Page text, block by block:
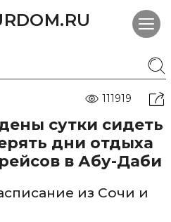
111919
сутки сидеть
дни отдыха
в Абу-Даби
из Сочи и